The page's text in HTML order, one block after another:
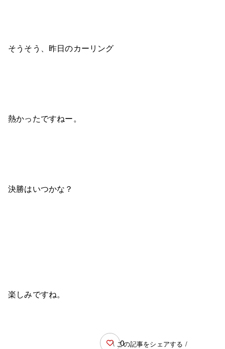
そうそう、昨日のカーリング
熱かったですねー。
決勝はいつかな？
楽しみですね。
0
\ この記事をシェアする /